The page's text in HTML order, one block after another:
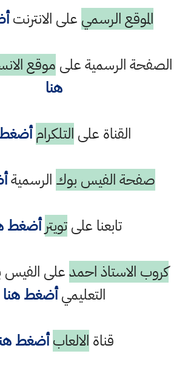
الموقع الرسمي على الانترنت
الصفحة الرسمية على موقع
هنا
القناة على التلكرام
صفحة الفيس بوك الرسمية
تابعنا علىتويتر أضغط
كروب الاستاذ احمدعلى الفيس
التعليميأضغط هنا
قناة الالعاب أضغط